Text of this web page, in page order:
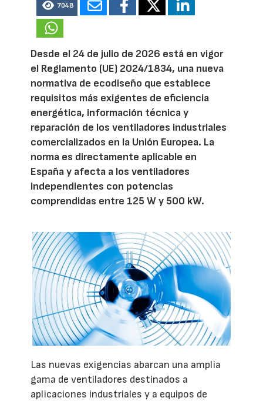
7048
Desde el 24 de julio de 2026 está en vigor
el Reglamento (UE) 2024/1834, una nueva
normativa de ecodiseño que establece
requisitos más exigentes de eficiencia
energética, información técnica y
reparación de los ventiladores industriales
comercializados en la Unión Europea. La
norma es directamente aplicable en
España y afecta a los ventiladores
independientes con potencias
comprendidas entre 125 W y 500 kW.
Las nuevas exigencias abarcan una amplia
gama de ventiladores destinados a
aplicaciones industriales y a equipos de